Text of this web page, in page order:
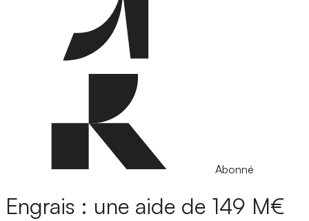
Abonné
Engrais : une aide de 149 M€